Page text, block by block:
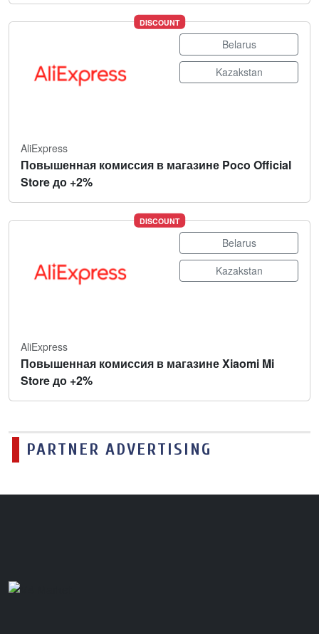
DISCOUNT
Belarus
Kazakstan
AliExpress
Повышенная комиссия в магазине Poco Official
Store до +2%
DISCOUNT
Belarus
Kazakstan
AliExpress
Повышенная комиссия в магазине Xiaomi Mi
Store до +2%
PARTNER ADVERTISING